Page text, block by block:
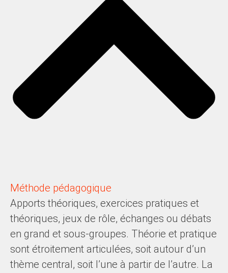
Méthode pédagogique
Apports théoriques, exercices pratiques et
théoriques, jeux de rôle, échanges ou débats
en grand et sous-groupes. Théorie et pratique
sont étroitement articulées, soit autour d’un
thème central, soit l’une à partir de l’autre. La